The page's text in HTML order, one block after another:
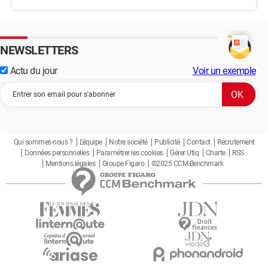
NEWSLETTERS
Actu du jour Voir un exemple
Qui sommes-nous ? L'équipe Notre société Publicité Contact
Recrutement
Données personnelles
Paramétrer les cookies Gérer Utiq Charte
RSS
Mentions légales
Groupe Figaro ©2025 CCM Benchmark